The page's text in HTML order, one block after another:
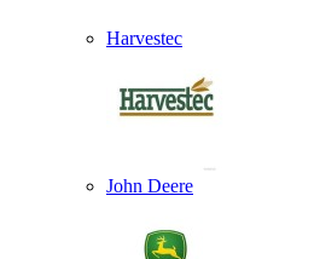
Harvestec
John Deere